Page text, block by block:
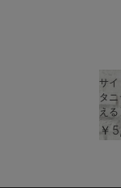
商
品
詳
細
商
品
詳
細
サ
タ
える
￥